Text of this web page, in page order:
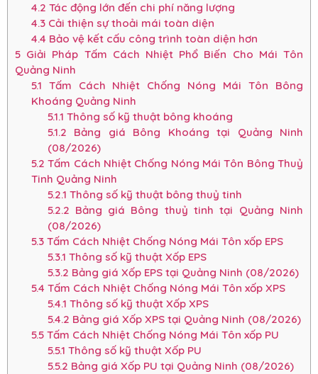
4.2 Tác động lớn đến chi phí năng lượng
4.3Cải thiện sự thoải mái toàn diện
4.4 Bảo vệ kết cấu công trình toàn diện hơn
5 Giải Pháp Tấm Cách Nhiệt Phổ Biến Cho Mái Tôn
Quảng Ninh
5.1 Tấm Cách Nhiệt Chống Nóng Mái Tôn Bông
Khoáng Quảng Ninh
5.1.1 Thông số kỹ thuật bông khoáng
5.1.2 Bảng giá Bông Khoáng tại Quảng Ninh
(08/2026)
5.2 Tấm Cách Nhiệt Chống Nóng Mái Tôn Bông Thuỷ
Tinh Quảng Ninh
5.2.1 Thông số kỹ thuật bông thuỷ tinh
5.2.2 Bảng giá Bông thuỷ tinh tại Quảng Ninh
(08/2026)
5.3Tấm Cách Nhiệt Chống Nóng Mái Tôn xốp EPS
5.3.1 Thông số kỹ thuật Xốp EPS
5.3.2 Bảng giá Xốp EPS tại Quảng Ninh (08/2026)
5.4 Tấm Cách Nhiệt Chống Nóng Mái Tôn xốp XPS
5.4.1 Thông số kỹ thuật Xốp XPS
5.4.2 Bảng giá Xốp XPS tại Quảng Ninh (08/2026)
5.5Tấm Cách Nhiệt Chống Nóng Mái Tôn xốp PU
5.5.1 Thông số kỹ thuật Xốp PU
5.5.2 Bảng giá Xốp PU tại Quảng Ninh (08/2026)